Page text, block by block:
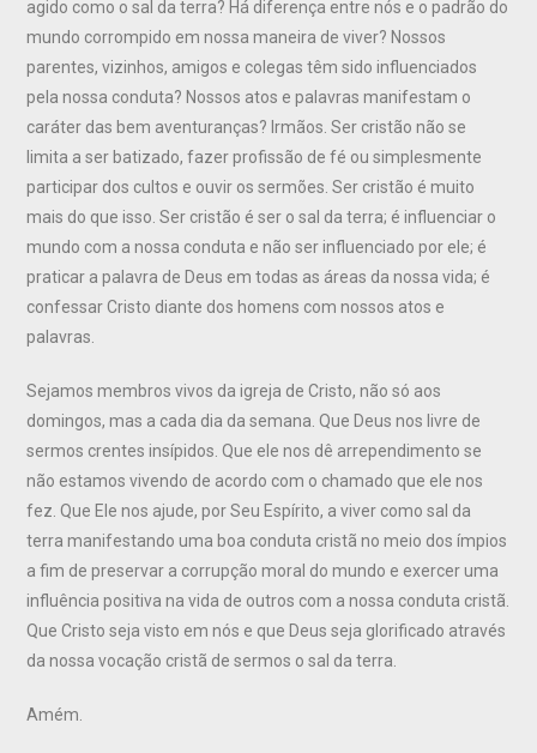
agido como o sal da terra? Há diferença entre nós e o padrão do
mundo corrompido em nossa maneira de viver? Nossos
parentes, vizinhos, amigos e colegas têm sido influenciados
pela nossa conduta? Nossos atos e palavras manifestam o
caráter das bem aventuranças? Irmãos. Ser cristão não se
limita a ser batizado, fazer profissão de fé ou simplesmente
participar dos cultos e ouvir os sermões. Ser cristão é muito
mais do que isso. Ser cristão é ser o sal da terra; é influenciar o
mundo com a nossa conduta e não ser influenciado por ele; é
praticar a palavra de Deus em todas as áreas da nossa vida; é
confessar Cristo diante dos homens com nossos atos e
palavras.
Sejamos membros vivos da igreja de Cristo, não só aos
domingos, mas a cada dia da semana. Que Deus nos livre de
sermos crentes insípidos. Que ele nos dê arrependimento se
não estamos vivendo de acordo com o chamado que ele nos
fez. Que Ele nos ajude, por Seu Espírito, a viver como sal da
terra manifestando uma boa conduta cristã no meio dos ímpios
a fim de preservar a corrupção moral do mundo e exercer uma
influência positiva na vida de outros com a nossa conduta cristã.
Que Cristo seja visto em nós e que Deus seja glorificado através
da nossa vocação cristã de sermos o sal da terra.
Amém.